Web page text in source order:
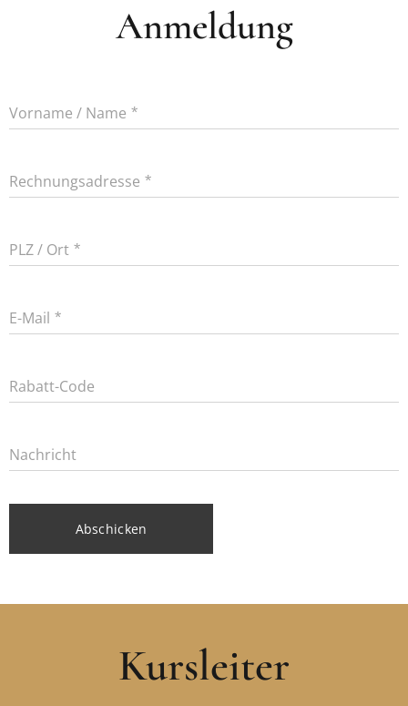
Anmeldung
Vorname / Name
Rechnungsadresse
PLZ / Ort
E-Mail
Rabatt-Code
Nachricht
Abschicken
Kursleiter